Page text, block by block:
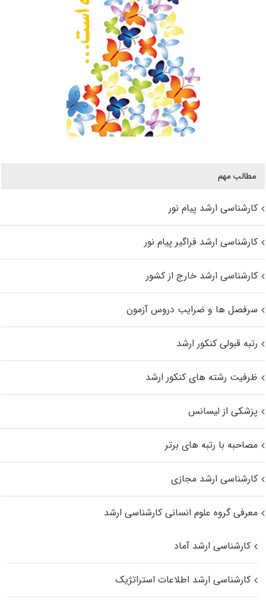
مطالب مهم
کارشناسی ارشد پیام نور
کارشناسی ارشد فراگیر پیام نور
کارشناسی ارشد خارج از کشور
سرفصل ها و ضرایب دروس آزمون
رتبه قبولی کنکور ارشد
ظرفیت رشته های کنکور ارشد
پزشکی از لیسانس
مصاحبه با رتبه های برتر
کارشناسی ارشد مجازی
معرفی گروه علوم انسانی کارشناسی ارشد
کارشناسی ارشد آماد
کارشناسی ارشد اطلاعات استراتژیک